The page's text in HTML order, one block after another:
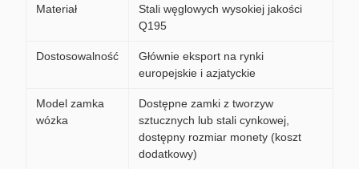
Materiał
Stali węglowych wysokiej jakości
Q195
Dostosowalność
Głównie eksport na rynki
europejskie i azjatyckie
Model zamka
wózka
Dostępne zamki z tworzyw
sztucznych lub stali cynkowej,
dostępny rozmiar monety (koszt
dodatkowy)